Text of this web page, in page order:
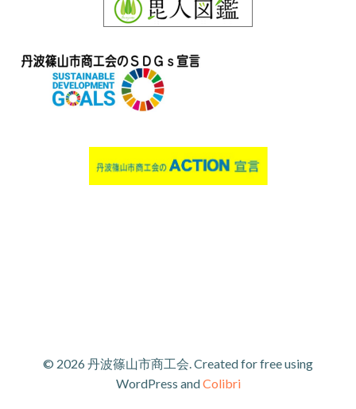
© 2026 丹波篠山市商工会. Created for free using
WordPress andColibri